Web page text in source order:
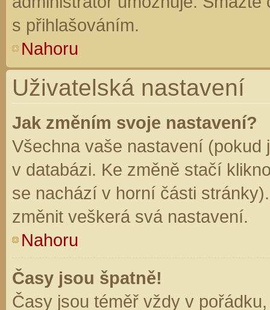
s přihlašováním.
Nahoru
Uživatelská nastavení
Jak změním svoje nastavení?
Všechna vaše nastavení (pokud
v databázi. Ke změně stačí
se nachází v horní části
změnit veškerá svá nastavení.
Nahoru
Časy jsou špatně!
Časy jsou téměř vždy v